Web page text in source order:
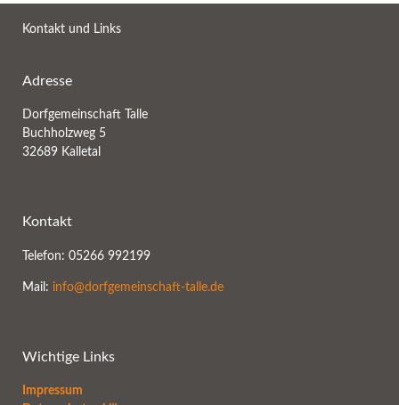
Kontakt und Links
Adresse
Dorfgemeinschaft Talle
Buchholzweg 5
32689 Kalletal
Kontakt
Telefon: 05266 992199
Mail: info@dorfgemeinschaft-talle.de
Wichtige Links
Impressum